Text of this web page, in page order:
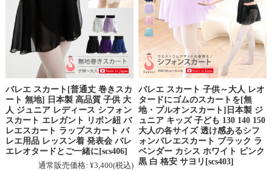
バレエ スカート[普通丈 巻きスカ
ート 無地] 日本製 高品質 子供 大
人 ジュニア レディース シフォン
スカート エレガント リボン紐 バ
レエスカート ラップスカート バ
レエ用品 レッスン着 発表会 バレ
エレオタードとご一緒に[scs406]
通常販売価格: ¥3,400(税込)
バレエ スカート 子供～大人 レオ
タードにゴムのスカートを[無
地・プルオンスカート]日本製 ジ
ュニア キッズ 子ども 130 140 150
大人の各サイズ 透け感あるシフ
ォンバレエスカート ブラック ラ
ベンダー カシス ホワイト ピンク
黒 白 格安 サヨリ[scs403]